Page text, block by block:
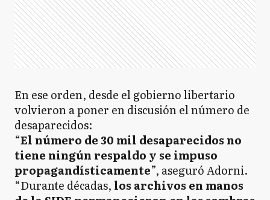
En ese orden, desde el gobierno libertario
volvieron a poner en discusión el número de
desaparecidos:
“El número de 30 mil desaparecidos no
tiene ningún respaldo y se impuso
propagandísticamente”, aseguró Adorni.
“Durante décadas, los archivos en manos